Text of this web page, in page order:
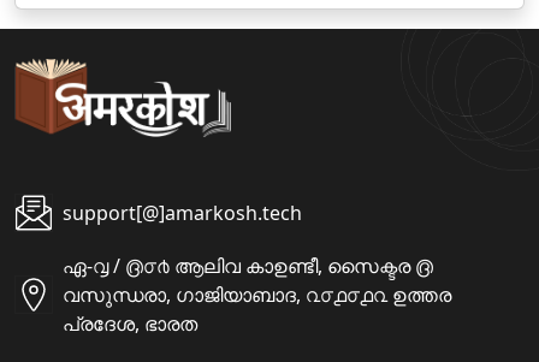
support[@]amarkosh.tech
ഏ-൮ / ൫൦൪ ആലിവ കാഉണ്ടീ, സൈക്ടര ൫
വസുന്ധരാ, ഗാജിയാബാദ, ൨൦൧൦൧൨ ഉത്തര
പ്രദേശ, ഭാരത